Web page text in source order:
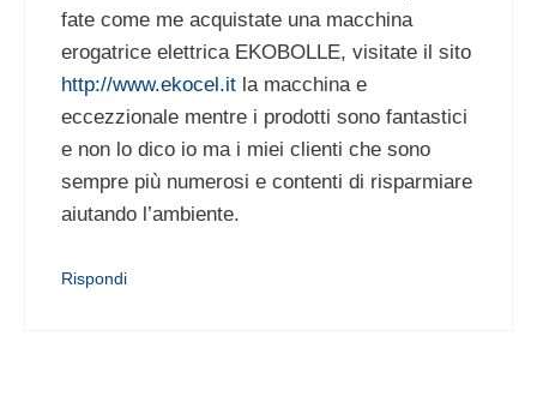
fate come me acquistate una macchina
erogatrice elettrica EKOBOLLE, visitate il sito
http://www.ekocel.it la macchina e
eccezzionale mentre i prodotti sono fantastici
e non lo dico io ma i miei clienti che sono
sempre più numerosi e contenti di risparmiare
aiutando l’ambiente.
Rispondi